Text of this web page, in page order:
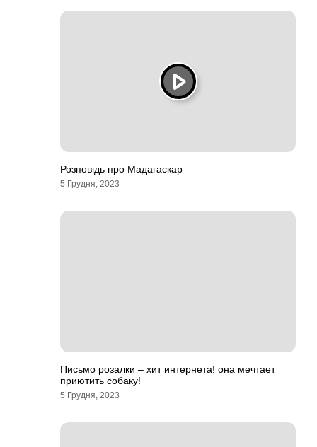
Розповідь про Мадагаскар
5 Грудня, 2023
Письмо розалки – хит интернета! она мечтает
приютить собаку!
5 Грудня, 2023